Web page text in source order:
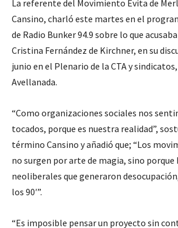
La referente del Movimiento Evita de
Cansino, charló este martes en el
de Radio Bunker 94.9 sobre lo que
Cristina Fernández de Kirchner, en su
junio en el Plenario de la CTA y
Avellanada.
“Como organizaciones sociales nos
tocados, porque es nuestra realidad”,
término Cansino y añadió que; “Los
no surgen por arte de magia, sino
neoliberales que generaron
los 90′”.
“Es imposible pensar un proyecto sin